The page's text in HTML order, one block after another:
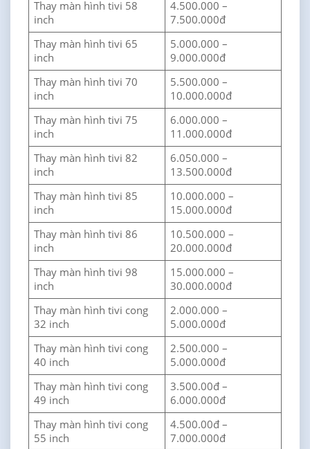
Thay màn hình tivi 58
inch
4.500.000 –
7.500.000đ
Thay màn hình tivi 65
inch
5.000.000 –
9.000.000đ
Thay màn hình tivi 70
inch
5.500.000 –
10.000.000đ
Thay màn hình tivi 75
inch
6.000.000 –
11.000.000đ
Thay màn hình tivi 82
inch
6.050.000 –
13.500.000đ
Thay màn hình tivi 85
inch
10.000.000 –
15.000.000đ
Thay màn hình tivi 86
inch
10.500.000 –
20.000.000đ
Thay màn hình tivi 98
inch
15.000.000 –
30.000.000đ
Thay màn hình tivi cong
32 inch
2.000.000 –
5.000.000đ
Thay màn hình tivi cong
40 inch
2.500.000 –
5.000.000đ
Thay màn hình tivi cong
49 inch
3.500.00đ –
6.000.000đ
Thay màn hình tivi cong
55 inch
4.500.00đ –
7.000.000đ